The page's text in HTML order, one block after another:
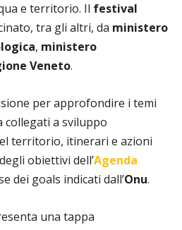
e territorio. Il festival
tra gli altri, da ministero
, ministero
Veneto.
per approfondire i temi
collegati a sviluppo
territorio, itinerari e azioni
obiettivi dell’Agenda
dei goals indicati dall’Onu.
una tappa